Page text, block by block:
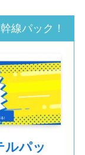
線パック！
ルパッ